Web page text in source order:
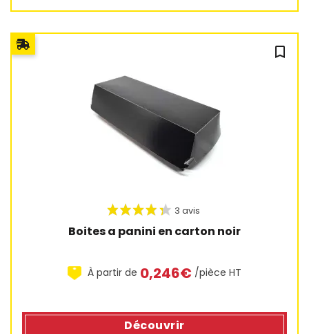
bookmark_outline
Boites a panini en carton noir
À partir de 0,246€ /pièce HT
Découvrir